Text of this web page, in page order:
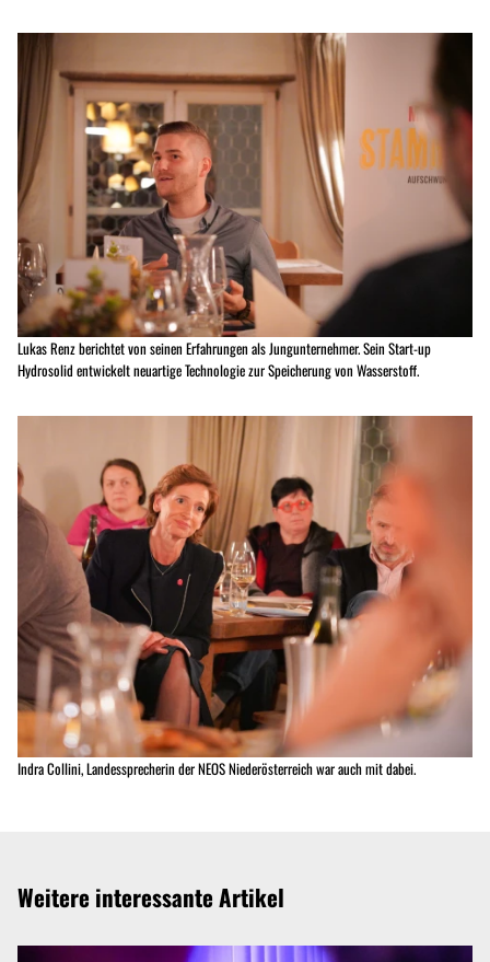
Lukas Renz berichtet von seinen Erfahrungen als Jungunternehmer. Sein Start-up
Hydrosolid entwickelt neuartige Technologie zur Speicherung von Wasserstoff.
Indra Collini, Landessprecherin der NEOS Niederösterreich war auch mit dabei.
Weitere interessante Artikel